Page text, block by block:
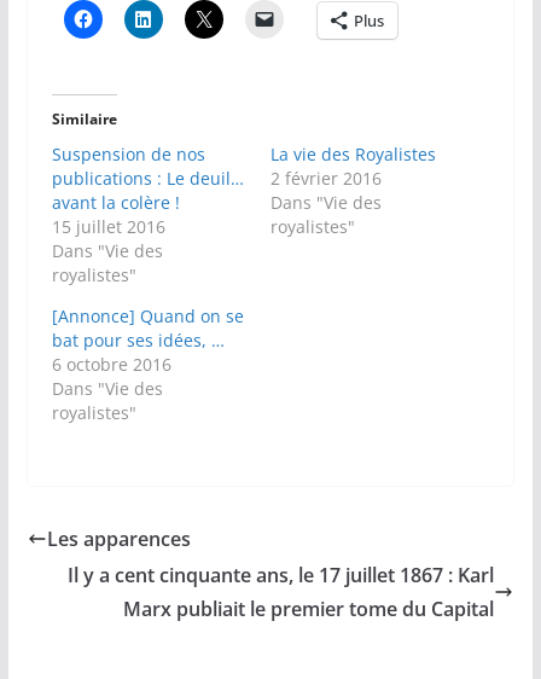
Plus
Similaire
Suspension de nos
publications : Le deuil…
avant la colère !
15 juillet 2016
Dans "Vie des
royalistes"
La vie des Royalistes
2 février 2016
Dans "Vie des
royalistes"
[Annonce] Quand on se
bat pour ses idées, …
6 octobre 2016
Dans "Vie des
royalistes"
Les apparences
Il y a cent cinquante ans, le 17 juillet 1867 : Karl
Marx publiait le premier tome du Capital